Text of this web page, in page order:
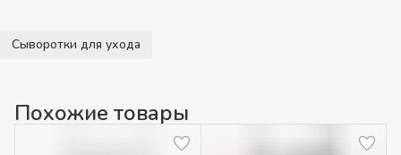
Сыворотки для ухода
Похожие товары